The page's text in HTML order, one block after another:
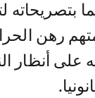
رهن
على أنظار